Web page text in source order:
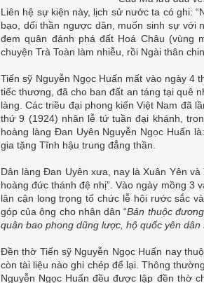
Liên hệ sự kiện này, lịch sử nước ta có ghi:
bạo, dối thần ngược dân, muốn sinh sự với
đem quân đánh phá đất Hoá Châu (vùng
chuyện Trà Toàn làm nhiễu, rồi Ngài thân
Tiến sỹ Nguyễn Ngọc Huấn mất vào ngày 4
tiếc thương, đã cho ban đất an táng tại quê
làng. Các triều đại phong kiến Việt Nam đã
thứ 9 (1924) nhân lễ tứ tuần đại khánh,
hoàng làng Đan Uyên Nguyễn Ngọc Huấn
gia tặng Tĩnh hậu trung đẳng thần.
Dân làng Đan Uyên xưa, nay là Xuân Yên
hoàng đức thánh đệ nhị”. Vào ngày mồng 3
lân cận long trọng tổ chức lễ hội rước sắc
góp của ông cho nhân dân “Bản thuộc
quân bao phong dũng lược, hộ quốc yên
Đền thờ Tiến sỹ Nguyễn Ngọc Huấn nay
còn tài liệu nào ghi chép để lại. Thông
Nguyễn Ngọc Huấn đều được lập đền thờ